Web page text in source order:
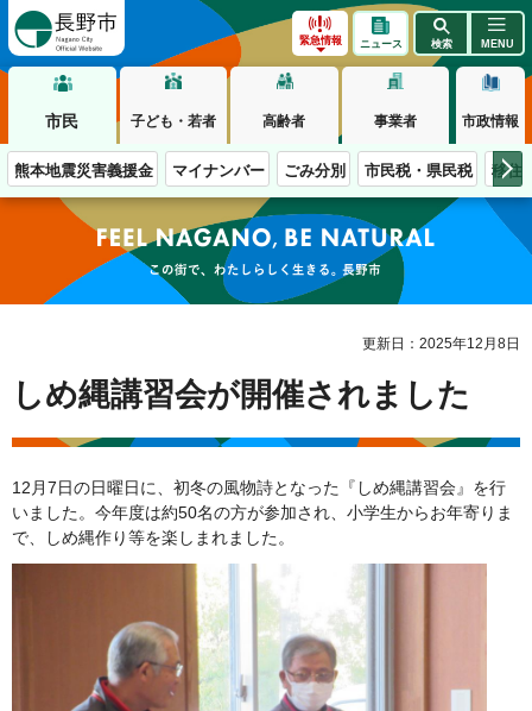
緊急情報 ニュース 検索 MENU
市民 子ども・若者 高齢者 事業者 市政情報
熊本地震災害義援金 マイナンバー ごみ分別 市民税・県民税 移住
この街で、わたしらしく生きる。長野市
更新日：2025年12月8日
しめ縄講習会が開催されました
12月7日の日曜日に、初冬の風物詩となった『しめ縄講習会』を行
いました。今年度は約50名の方が参加され、小学生からお年寄りま
で、しめ縄作り等を楽しまれました。